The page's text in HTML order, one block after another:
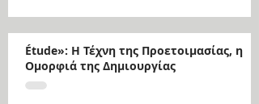
Étude»: Η Τέχνη της Προετοιμασίας, η
Ομορφιά της Δημιουργίας